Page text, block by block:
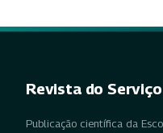
Revista do
Publicação científica da